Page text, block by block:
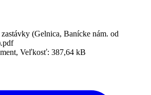
(Gelnica, Banícke nám. od
Veľkosť: 387,64 kB